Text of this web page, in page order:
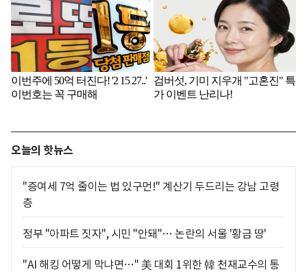
오늘의 핫뉴스
"증여세 7억 줄이는 법 있구먼!" 계산기 두드리는 강남 고령
층
정부 "아파트 짓자", 시민 "안돼"… 논란의 서울 '황금 땅'
"AI 해킹 어떻게 막냐면…" 美 대회 1위한 韓 천재교수의 통